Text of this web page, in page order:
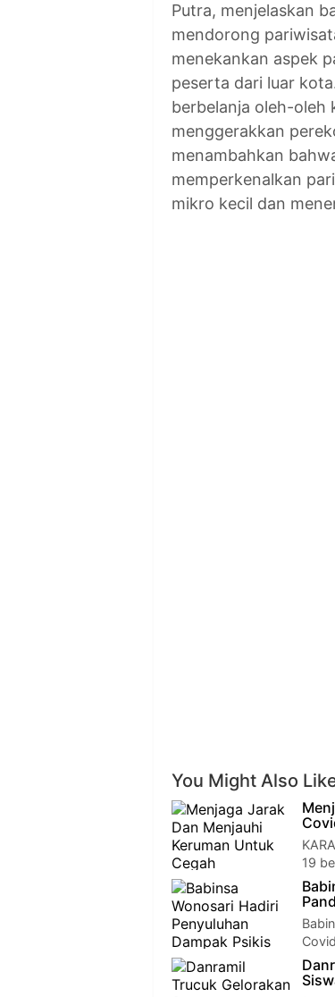
Putra, menjelaskan
mendorong
menekankan aspek
peserta dari luar
berbelanja oleh-oleh
menggerakkan
menambahkan
memperkenalkan
mikro kecil dan
You Might Also
19